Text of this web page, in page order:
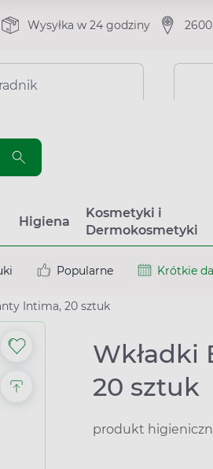
Wysyłka w 24 godziny
Higiena
Kosmetyki i
Dermokosmetyki
Popularne Krótkie
Intima, 20 sztuk
Wkładki
20 sztuk
produkt